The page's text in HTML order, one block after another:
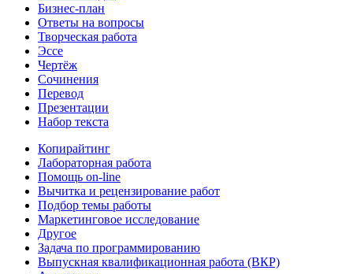
Бизнес-план
Ответы на вопросы
Творческая работа
Эссе
Чертёж
Сочинения
Перевод
Презентации
Набор текста
Копирайтинг
Лабораторная работа
Помощь on-line
Вычитка и рецензирование работ
Подбор темы работы
Маркетинговое исследование
Другое
Задача по программированию
Выпускная квалификационная работа (ВКР)